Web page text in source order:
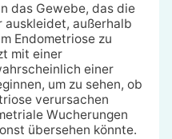
das Gewebe, das die
auskleidet, außerhalb
Endometriose zu
mit einer
einer
um zu sehen, ob
verursachen
Wucherungen
übersehen könnte.